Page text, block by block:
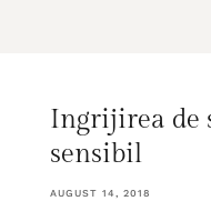
Ingrijirea de
sensibil
AUGUST 14, 2018